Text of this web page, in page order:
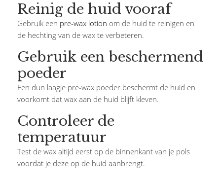
Reinig de huid vooraf
Gebruik een pre-wax lotion om de huid te reinigen en
de hechting van de wax te verbeteren.
Gebruik een beschermend
poeder
Een dun laagje pre-wax poeder beschermt de huid en
voorkomt dat wax aan de huid blijft kleven.
Controleer de
temperatuur
Test de wax altijd eerst op de binnenkant van je pols
voordat je deze op de huid aanbrengt.